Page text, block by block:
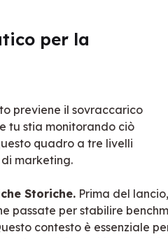
per la
previene il sovraccarico
tu stia monitorando ciò
quadro a tre livelli
marketing.
Storiche. Prima del
passate per stabilire
contesto è essenziale